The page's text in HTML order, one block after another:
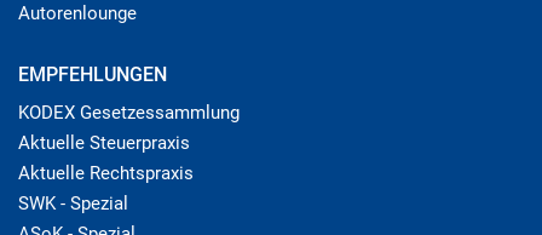
Autorenlounge
EMPFEHLUNGEN
KODEX Gesetzessammlung
Aktuelle Steuerpraxis
Aktuelle Rechtspraxis
SWK - Spezial